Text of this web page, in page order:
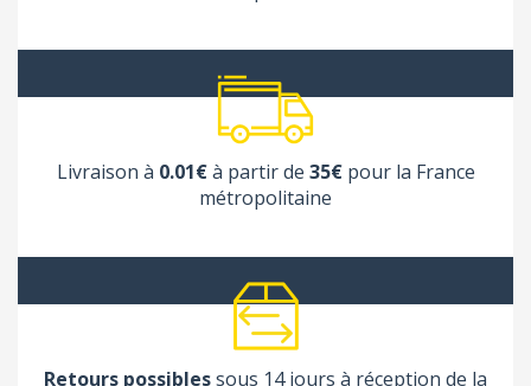
Livraison à 0.01€à partir de 35€pour la France
métropolitaine
Retours possiblessous 14 jours à réception de la